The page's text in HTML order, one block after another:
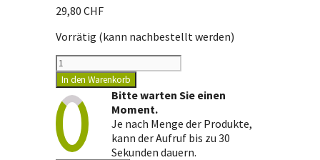
29,80 CHF
Vorrätig (kann nachbestellt werden)
Pegasus®
Sternenlichtelixier
-
Wei
Menge
In den Warenkorb
Bitte warten Sie einen
Moment.
Je nach Menge der Produkte,
kann der Aufruf bis zu 30
Sekunden dauern.